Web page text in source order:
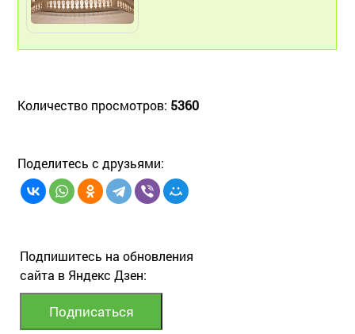
Количество просмотров: 5360
Поделитесь с друзьями:
Подпишитесь на обновления
сайта в Яндекс Дзен: